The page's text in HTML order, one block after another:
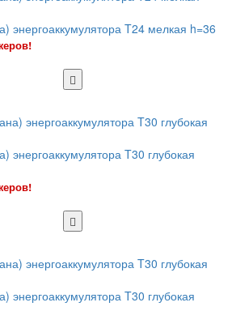
энергоаккумулятора T24 мелкая h=36
T30 глубокая
T30 глубокая